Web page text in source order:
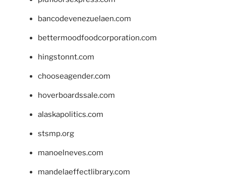
bancodevenezuelaen.com
bettermoodfoodcorporation.com
hingstonnt.com
chooseagender.com
hoverboardssale.com
alaskapolitics.com
stsmp.org
manoelneves.com
mandelaeffectlibrary.com